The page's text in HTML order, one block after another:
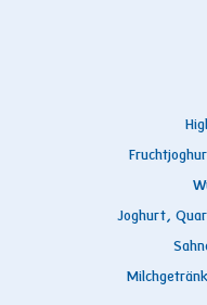
Joghurt,